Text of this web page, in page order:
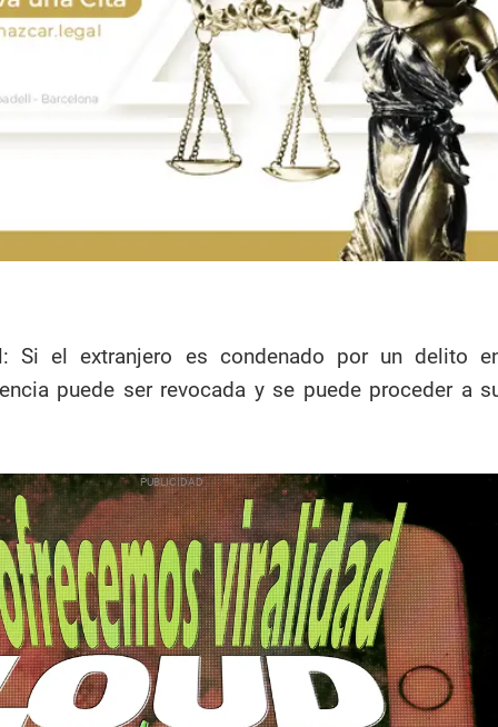
Si el extranjero es condenado por un delito
puede ser revocada y se puede proceder a